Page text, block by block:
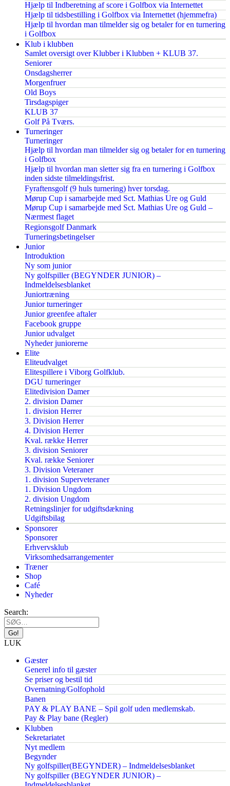
Hjælp til Indberetning af score i Golfbox via Internettet
Hjælp til tidsbestilling i Golfbox via Internettet (hjemmefra)
Hjælp til hvordan man tilmelder sig og betaler for en turnering
i Golfbox
Klub i klubben
Samlet oversigt over Klubber i Klubben + KLUB 37.
Seniorer
Onsdagsherrer
Morgenfruer
Old Boys
Tirsdagspiger
KLUB 37
Golf På Tværs.
Turneringer
Turneringer
Hjælp til hvordan man tilmelder sig og betaler for en turnering
i Golfbox
Hjælp til hvordan man sletter sig fra en turnering i Golfbox
inden sidste tilmeldingsfrist.
Fyraftensgolf (9 huls turnering) hver torsdag.
Mørup Cup i samarbejde med Sct. Mathias Ure og Guld
Mørup Cup i samarbejde med Sct. Mathias Ure og Guld –
Nærmest flaget
Regionsgolf Danmark
Turneringsbetingelser
Junior
Introduktion
Ny som junior
Ny golfspiller (BEGYNDER JUNIOR) –
Indmeldelsesblanket
Juniortræning
Junior turneringer
Junior greenfee aftaler
Facebook gruppe
Junior udvalget
Nyheder juniorerne
Elite
Eliteudvalget
Elitespillere i Viborg Golfklub.
DGU turneringer
Elitedivision Damer
2. division Damer
1. division Herrer
3. Division Herrer
4. Division Herrer
Kval. række Herrer
3. division Seniorer
Kval. række Seniorer
3. Division Veteraner
1. division Superveteraner
1. Division Ungdom
2. division Ungdom
Retningslinjer for udgiftsdækning
Udgiftsbilag
Sponsorer
Sponsorer
Erhvervsklub
Virksomhedsarrangementer
Træner
Shop
Café
Nyheder
Search:
LUK
Gæster
Generel info til gæster
Se priser og bestil tid
Overnatning/Golfophold
Banen
PAY & PLAY BANE – Spil golf uden medlemskab.
Pay & Play bane (Regler)
Klubben
Sekretariatet
Nyt medlem
Begynder
Ny golfspiller(BEGYNDER) – Indmeldelsesblanket
Ny golfspiller (BEGYNDER JUNIOR) –